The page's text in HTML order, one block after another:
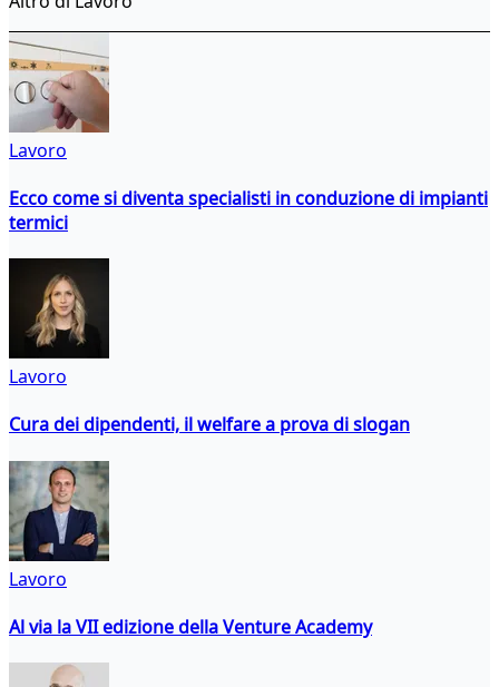
Lavoro
Ecco come si diventa specialisti in conduzione di impianti
termici
Lavoro
Cura dei dipendenti, il welfare a prova di slogan
Lavoro
Al via la VII edizione della Venture Academy